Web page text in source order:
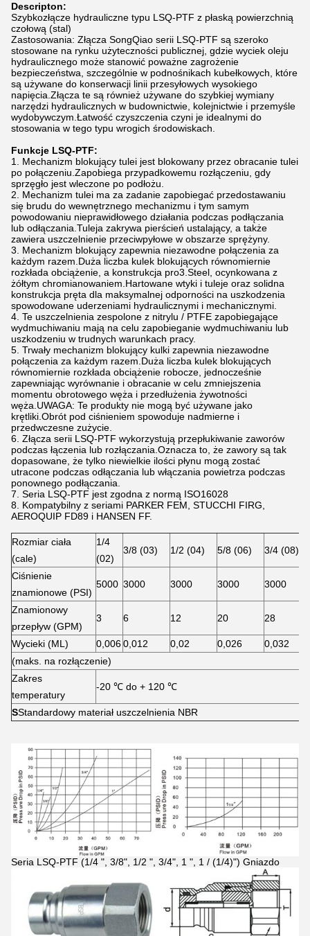
Descripton:
Szybkozłącze hydrauliczne typu LSQ-PTF z płaską powierzchnią
czołową (stal)
Zastosowania: Złącza SongQiao serii LSQ-PTF są szeroko
stosowane na rynku użyteczności publicznej, gdzie wyciek oleju
hydraulicznego może stanowić poważne zagrożenie
bezpieczeństwa, szczególnie w podnośnikach kubełkowych, które
są używane do konserwacji linii przesyłowych wysokiego
napięcia.Złącza te są również używane do szybkiej wymiany
narzędzi hydraulicznych w budownictwie, kolejnictwie i przemyśle
wydobywczym.Łatwość czyszczenia czyni je idealnymi do
stosowania w tego typu wrogich środowiskach.
Funkcje LSQ-PTF:
1. Mechanizm blokujący tulei jest blokowany przez obracanie tulei
po połączeniu.Zapobiega przypadkowemu rozłączeniu, gdy
sprzęgło jest wleczone po podłożu.
2. Mechanizm tulei ma za zadanie zapobiegać przedostawaniu
się brudu do wewnętrznego mechanizmu i tym samym
powodowaniu nieprawidłowego działania podczas podłączania
lub odłączania.Tuleja zakrywa pierścień ustalający, a także
zawiera uszczelnienie przeciwpyłowe w obszarze sprężyny.
3. Mechanizm blokujący zapewnia niezawodne połączenia za
każdym razem.Duża liczba kulek blokujących równomiernie
rozkłada obciążenie, a konstrukcja pro3.Steel, ocynkowana z
żółtym chromianowaniem.Hartowane wtyki i tuleje oraz solidna
konstrukcja pręta dla maksymalnej odporności na uszkodzenia
spowodowane uderzeniami hydraulicznymi i mechanicznymi.
4. Te uszczelnienia zespolone z nitrylu / PTFE zapobiegające
wydmuchiwaniu mają na celu zapobieganie wydmuchiwaniu lub
uszkodzeniu w trudnych warunkach pracy.
5. Trwały mechanizm blokujący kulki zapewnia niezawodne
połączenia za każdym razem.Duża liczba kulek blokujących
równomiernie rozkłada obciążenie robocze, jednocześnie
zapewniając wyrównanie i obracanie w celu zmniejszenia
momentu obrotowego węża i przedłużenia żywotności
węża.UWAGA: Te produkty nie mogą być używane jako
krętliki.Obrót pod ciśnieniem spowoduje nadmierne i
przedwczesne zużycie.
6. Złącza serii LSQ-PTF wykorzystują przepłukiwanie zaworów
podczas łączenia lub rozłączania.Oznacza to, że zawory są tak
dopasowane, że tylko niewielkie ilości płynu mogą zostać
utracone podczas odłączania lub włączania powietrza podczas
ponownego podłączania.
7. Seria LSQ-PTF jest zgodna z normą ISO16028
8. Kompatybilny z seriami PARKER FEM, STUCCHI FIRG,
AEROQUIP FD89 i HANSEN FF.
Rozmiar ciała
(cale)
1/4
(02)
3/8 (03) 1/2 (04) 5/8 (06) 3/4 (08)
Ciśnienie
znamionowe (PSI)
5000 3000 3000 3000 3000
Znamionowy
przepływ (GPM)
3 6 12 20 28
Wycieki (ML) 0,0060,012 0,02 0,026
0,032
(maks. na rozłączenie)
Zakres
temperatury
-20 ℃ do + 120 ℃
SStandardowy materiał uszczelnienia NBR
Seria LSQ-PTF (1/4 ", 3/8", 1/2 ", 3/4", 1 ", 1 / (1/4)") Gniazdo